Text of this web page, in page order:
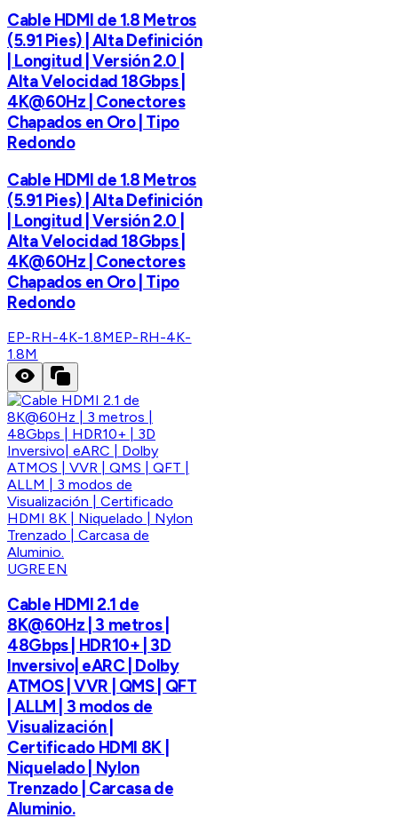
Cable HDMI de 1.8 Metros
(5.91 Pies) | Alta Definición
| Longitud | Versión 2.0 |
Alta Velocidad 18Gbps |
4K@60Hz | Conectores
Chapados en Oro | Tipo
Redondo
Cable HDMI de 1.8 Metros
(5.91 Pies) | Alta Definición
| Longitud | Versión 2.0 |
Alta Velocidad 18Gbps |
4K@60Hz | Conectores
Chapados en Oro | Tipo
Redondo
EP-RH-4K-1.8MEP-RH-4K-
1.8M
UGREEN
Cable HDMI 2.1 de
8K@60Hz | 3 metros |
48Gbps | HDR10+ | 3D
Inversivo| eARC | Dolby
ATMOS | VVR | QMS | QFT
| ALLM | 3 modos de
Visualización |
Certificado HDMI 8K |
Niquelado | Nylon
Trenzado | Carcasa de
Aluminio.